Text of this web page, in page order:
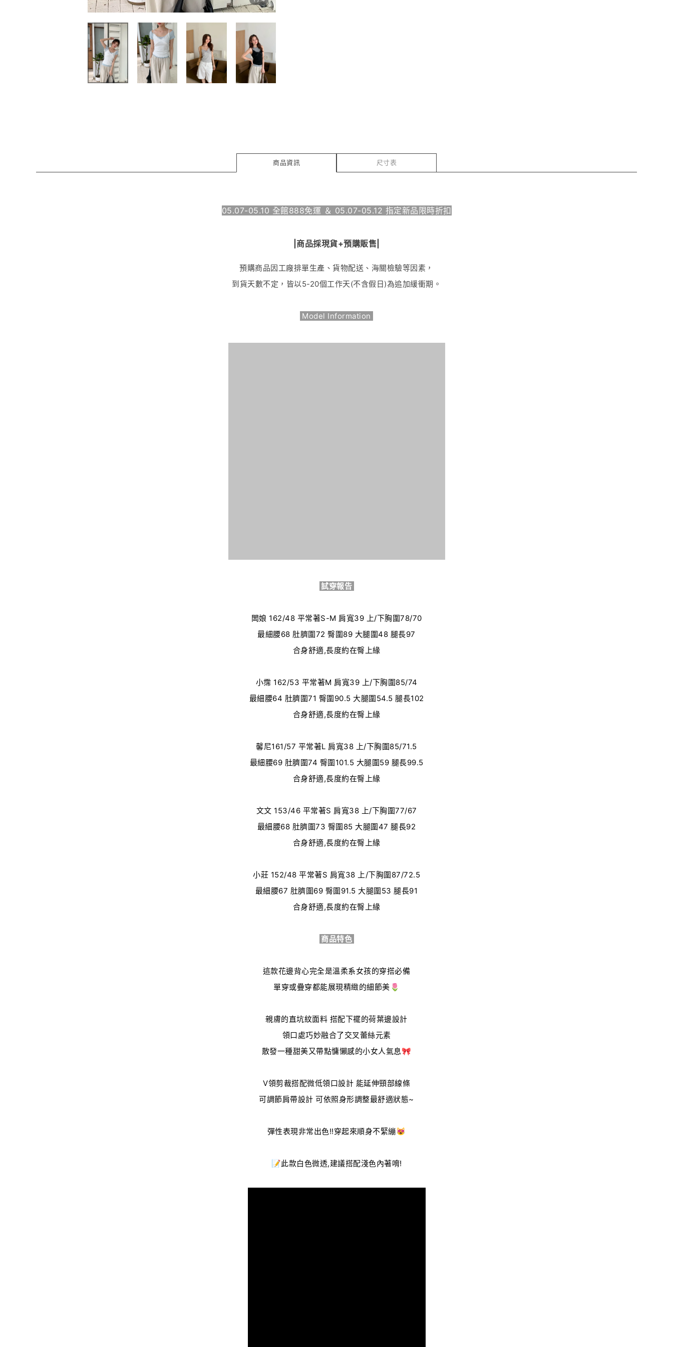
商品資訊 尺寸表
05.07-05.10 全館888免運 ＆ 05.07-05.12 指定新品限時折扣
|商品採現貨+預購販售|
預購商品因工廠排單生產、貨物配送、海關檢驗等因素，
到貨天數不定，皆以5-20個工作天(不含假日)為追加緩衝期。
Model Information
試穿報告
闆娘 162/48 平常著S-M 肩寬39 上/下胸圍78/70
最細腰68 肚臍圍72臀圍89 大腿圍48 腿長97
合身舒適,長度約在臀上緣
小霈 162/53 平常著M 肩寬39 上/下胸圍85/74
最細腰64 肚臍圍71 臀圍90.5 大腿圍54.5 腿長102
合身舒適,長度約在臀上緣
馨尼161/57 平常著L 肩寬38 上/下胸圍85/71.5
最細腰69 肚臍圍74 臀圍101.5 大腿圍59 腿長99.5
合身舒適,長度約在臀上緣
文文 153/46 平常著S 肩寬38 上/下胸圍77/67
最細腰68 肚臍圍73 臀圍85 大腿圍47 腿長92
合身舒適,長度約在臀上緣
小莊 152/48 平常著S 肩寬38 上/下胸圍87/72.5
最細腰67 肚臍圍69 臀圍91.5 大腿圍53 腿長91
合身舒適,長度約在臀上緣
商品特色
這款花邊背心完全是溫柔系女孩的穿搭必備
單穿或疊穿都能展現精緻的細節美🌷
親膚的直坑紋面料 搭配下襬的荷葉邊設計
領口處巧妙融合了交叉蕾絲元素
散發一種甜美又帶點慵懶感的小女人氣息🎀
V領剪裁搭配微低領口設計 能延伸頸部線條
可調節肩帶設計 可依照身形調整最舒適狀態~
彈性表現非常出色!!穿起來順身不緊繃😻
📝此款白色微透,建議搭配淺色內著唷!